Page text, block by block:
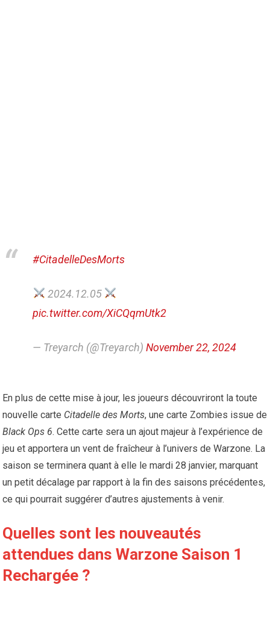
#CitadelleDesMorts
2024.12.05
pic.twitter.com/XiCQqmUtk2
— Treyarch (@Treyarch)November 22, 2024
En plus de cette mise à jour, les joueurs découvriront la toute
nouvelle carte Citadelle des Morts, une carte Zombies issue de
Black Ops 6. Cette carte sera un ajout majeur à l’expérience de
jeu et apportera un vent de fraîcheur à l’univers de Warzone. La
saison se terminera quant à elle le mardi 28 janvier, marquant
un petit décalage par rapport à la fin des saisons précédentes,
ce qui pourrait suggérer d’autres ajustements à venir.
Quelles sont les nouveautés
attendues dans Warzone Saison 1
Rechargée ?